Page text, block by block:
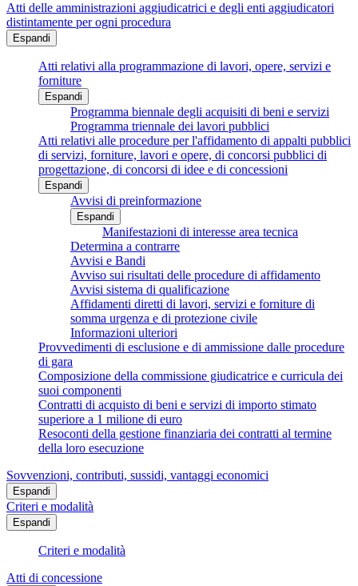
Atti delle amministrazioni aggiudicatrici e degli enti aggiudicatori
distintamente per ogni procedura
Espandi
Atti relativi alla programmazione di lavori, opere, servizi e
forniture
Espandi
Programma biennale degli acquisiti di beni e servizi
Programma triennale dei lavori pubblici
Atti relativi alle procedure per l'affidamento di appalti pubblici
di servizi, forniture, lavori e opere, di concorsi pubblici di
progettazione, di concorsi di idee e di concessioni
Espandi
Avvisi di preinformazione
Espandi
Manifestazioni di interesse area tecnica
Determina a contrarre
Avvisi e Bandi
Avviso sui risultati delle procedure di affidamento
Avvisi sistema di qualificazione
Affidamenti diretti di lavori, servizi e forniture di
somma urgenza e di protezione civile
Informazioni ulteriori
Provvedimenti di esclusione e di ammissione dalle procedure
di gara
Composizione della commissione giudicatrice e curricula dei
suoi componenti
Contratti di acquisto di beni e servizi di importo stimato
superiore a 1 milione di euro
Resoconti della gestione finanziaria dei contratti al termine
della loro esecuzione
Sovvenzioni, contributi, sussidi, vantaggi economici
Espandi
Criteri e modalità
Espandi
Criteri e modalità
Atti di concessione